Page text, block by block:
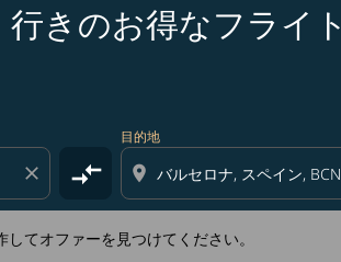
行きのお得なフライト
close compare_arrows
目的地
location_on
てオファーを見つけてください。
を操作してオファーを見つけてください。